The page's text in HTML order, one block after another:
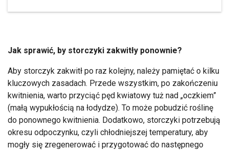
Jak sprawić, by storczyki zakwitły ponownie?
Aby storczyk zakwitł po raz kolejny, należy pamiętać o kilku
kluczowych zasadach. Przede wszystkim, po zakończeniu
kwitnienia, warto przyciąć pęd kwiatowy tuż nad „oczkiem”
(małą wypukłością na łodydze). To może pobudzić roślinę
do ponownego kwitnienia. Dodatkowo, storczyki potrzebują
okresu odpoczynku, czyli chłodniejszej temperatury, aby
mogły się zregenerować i przygotować do następnego